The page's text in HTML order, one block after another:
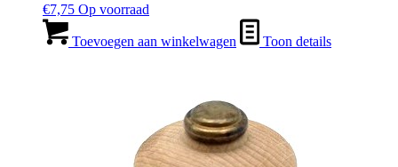
€7,75 Op voorraad
Toevoegen aan winkelwagen Toon details